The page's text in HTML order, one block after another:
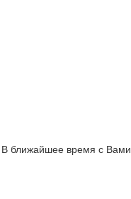
ближайшее время с Вами